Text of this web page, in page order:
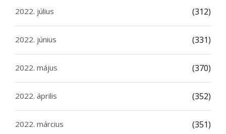
2022. július (312)
2022. június (331)
2022. május (370)
2022. április (352)
2022. március (351)